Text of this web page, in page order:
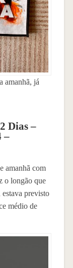
amanhã, já
Dias –
–
amanhã com
o longão que
previsto
médio de